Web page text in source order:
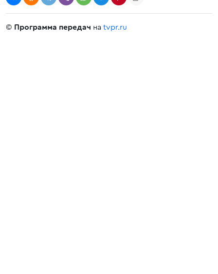
© Программа передач на tvpr.ru